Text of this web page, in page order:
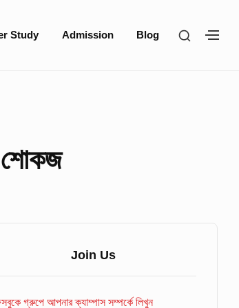
Study Admission Blog
SHOW
শোকজ
Join Us
গ্রুপে আপনার ক্যাম্পাস সম্পর্কে লিখুন